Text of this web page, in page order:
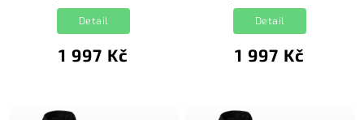
1 997 Kč
Detail
1 997 Kč
Detail